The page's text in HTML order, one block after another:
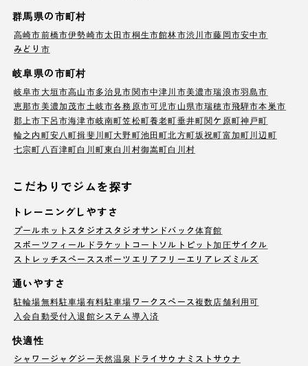
群馬県の市町村
高崎市前橋市伊勢崎市太田市桐生市館林市渋川市藤岡市安中市
みどり市
岐阜県の市町村
岐阜市大垣市高山市多治見市関市中津川市美濃市瑞浪市羽島市
恵那市美濃加茂市土岐市各務原市可児市山県市瑞穂市飛騨市本巣市
郡上市下呂市海津市岐南町笠松町養老町垂井町関ケ原町神戸町
輪之内町安八町揖斐川町大野町池田町北方町坂祝町富加町川辺町
七宗町八百津町白川町東白川村御嵩町白川村
こだわりでジムを探す
トレーニングしやすさ
プールホットスタジオスタジオサンドバック体育館
スポーツフィールド ラケットコート ソルトピット加圧サイクル
ストレッチスペーススポーツエリア フリーエリア レズミルズ
通いやすさ
駐輪場無料駐車場有料駐車場ワークスペース複数店舗利用可
入会自動受付入退館システム導入済
快適性
シャワージャグジー天然温泉 ドライサウナ ミストサウナ